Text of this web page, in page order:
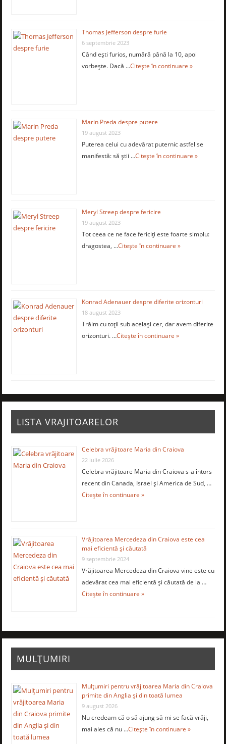
Thomas Jefferson despre furie
6 septembrie 2023
Când eşti furios, numără până la 10, apoi
vorbeşte. Dacă …Citește în continuare »
Marin Preda despre putere
19 august 2023
Puterea celui cu adevărat puternic astfel se
manifestă: să știi …Citește în continuare »
Meryl Streep despre fericire
19 august 2023
Tot ceea ce ne face fericiţi este foarte simplu:
dragostea, …Citește în continuare »
Konrad Adenauer despre diferite orizonturi
18 august 2023
Trăim cu toții sub același cer, dar avem diferite
orizonturi. …Citește în continuare »
LISTA VRAJITOARELOR
Celebra vrăjitoare Maria din Craiova
22 iulie 2026
Celebra vrăjitoare Maria din Craiova s-a întors
recent din Canada, Israel şi America de Sud, …
Citește în continuare »
Vrăjitoarea Mercedeza din Craiova este cea
mai eficientă şi căutată
9 septembrie 2024
Vrăjitoarea Mercedeza din Craiova vine este cu
adevărat cea mai eficientă şi căutată de la …
Citește în continuare »
MULȚUMIRI
Mulţumiri pentru vrăjitoarea Maria din Craiova
primite din Anglia și din toată lumea
9 august 2026
Nu credeam că o să ajung să mi se facă vrăji,
mai ales că nu …Citește în continuare »